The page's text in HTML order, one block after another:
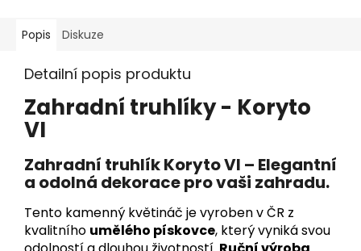
Popis Diskuze
Detailní popis produktu
Zahradní truhlíky - Koryto
VI
Zahradní truhlík Koryto VI – Elegantní
a odolná dekorace pro vaši zahradu.
Tento kamenný květináč je vyroben v ČR z
kvalitního umělého pískovce, který vyniká svou